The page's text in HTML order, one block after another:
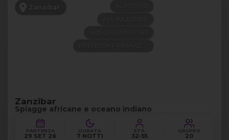
Zanzibar
Zanzibar
Spiagge africane e oceano indiano
PARTENZA
29 SET 26
DURATA
7 NOTTI
ETÀ
32-55
GRUPPO
20